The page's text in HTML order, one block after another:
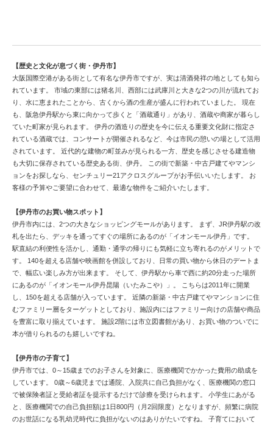
【歴史と文化が息づく街・伊丹市】
大阪国際空港がある街として有名な伊丹市ですが、実は清酒発祥の地としても知ら
れています。 市域の東部には猪名川、西部には武庫川と大きな2つの川が流れてお
り、水に恵まれたことから、古くから酒の生産が盛んに行われていました。 現在
も、阪急伊丹駅から東に向かって歩くと「酒蔵通り」があり、酒蔵や商家が暮らし
ていた町家が見られます。 伊丹の酒造りの歴史を今に伝える重要文化財に指定さ
れている酒蔵では、コンサートが開催されるなど、今は市民の憩いの場として活用
されています。 近代的な建物の町並みが見られる一方、歴史を感じさせる建造物
も大切に保存されている歴史ある街、伊丹。 この街で新築・中古戸建てやマンシ
ョンをお探しなら、センチュリー21アクロスグループがお手伝いいたします。 お
客様の予算やご要望に合わせて、最適な物件をご紹介いたします。
【伊丹市のお買い物スポット】
伊丹市内には、2つの大きなショッピングモールがあります。 まず、JR伊丹駅の改
札を出たら、デッキを通ってすぐの場所にあるのが「イオンモール伊丹」です。
駅直結の利便性を活かし、通勤・通学の帰りにも気軽に立ち寄れるのがメリットで
す。 140を超える店舗や映画館を併設しており、日常の買い物から休日のデートま
で、幅広い楽しみ方が出来ます。 そして、伊丹駅から車で西に約20分走った場所
にあるのが「イオンモール伊丹昆陽（いたみこや）」。 こちらは2011年に開業
し、150を超える店舗が入っています。 近隣の新築・中古戸建てやマンションに住
むファミリー層をターゲットとしており、施設内にはファミリー向けの店舗や商品
を豊富に取り揃えています。 施設2階には市立図書館があり、お買い物のついでに
本が借りられるのも嬉しいですね。
【伊丹市の子育て】
伊丹市では、0～15歳までのお子さんを対象に、医療機関でかかった費用の助成を
しています。 0歳～6歳児までは通院、入院共に自己負担がなく、医療機関の窓口
で被保険者証と受給者証を提示するだけで診療を受けられます。 小学生にあがる
と、医療機関での自己負担額は1日800円（月2回限度）となりますが、頻繁に病院
のお世話になる乳幼児時代に負担がないのはありがたいですね。 子育てにおいて